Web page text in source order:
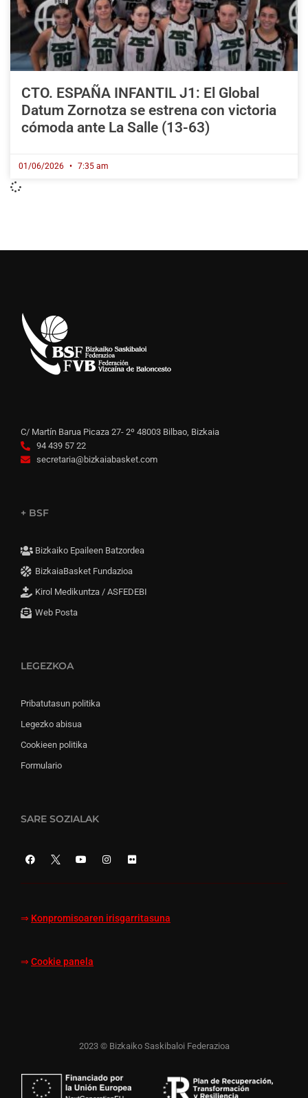
CTO. ESPAÑA INFANTIL J1: El Global
Datum Zornotza se estrena con victoria
cómoda ante La Salle (13-63)
01/06/2026 7:35 am
C/ Martín Barua Picaza 27- 2º 48003 Bilbao, Bizkaia
94 439 57 22
secretaria@bizkaiabasket.com
+ BSF
Bizkaiko Epaileen Batzordea
BizkaiaBasket Fundazioa
Kirol Medikuntza / ASFEDEBI
Web Posta
LEGEZKOA
Pribatutasun politika
Legezko abisua
Cookieen politika
Formulario
SARE SOZIALAK
⇒ Konpromisoaren irisgarritasuna
⇒ Cookie panela
2023 © Bizkaiko Saskibaloi Federazioa